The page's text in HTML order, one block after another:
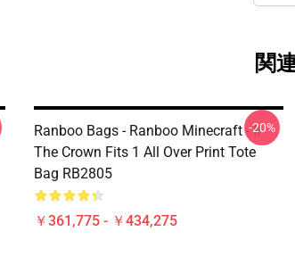
関
Ranboo Bags - Ranboo Minecraft - If
The Crown Fits 1 All Over Print Tote
Bag RB2805
￥361,775 - ￥434,275
-20%